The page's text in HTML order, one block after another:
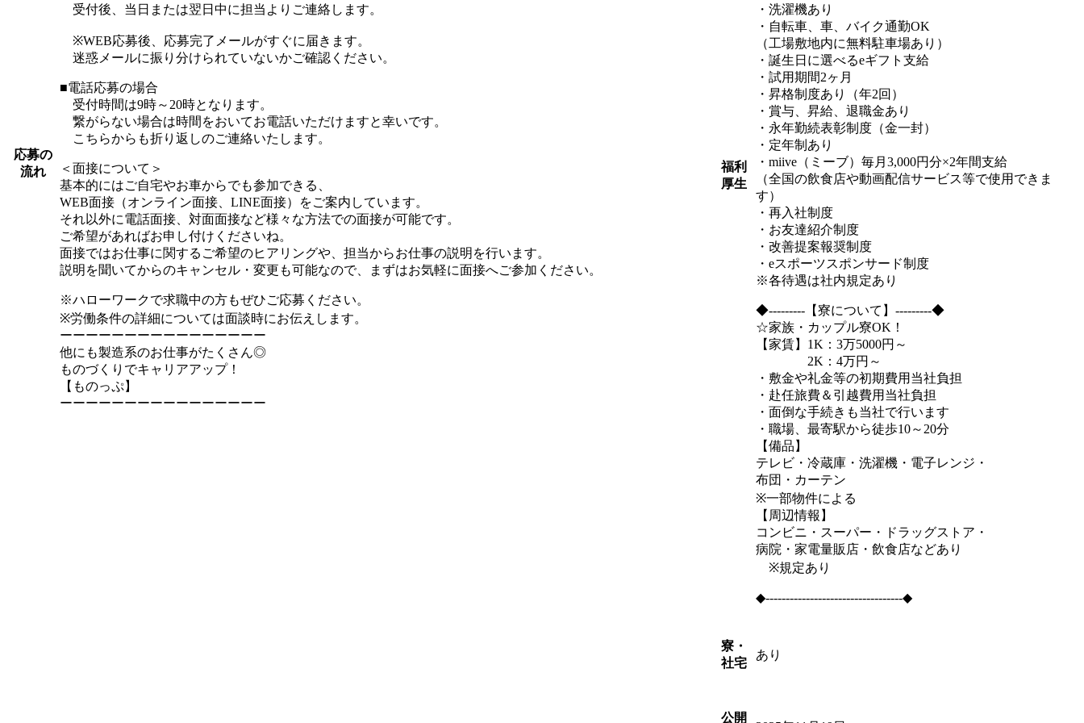
応募の
流れ
受付後、当日または翌日中に担当よりご連絡します。
※WEB応募後、応募完了メールがすぐに届きます。
迷惑メールに振り分けられていないかご確認ください。
■電話応募の場合
受付時間は9時～20時となります。
繋がらない場合は時間をおいてお電話いただけますと幸いです。
こちらからも折り返しのご連絡いたします。
＜面接について＞
基本的にはご自宅やお車からでも参加できる、
WEB面接（オンライン面接、LINE面接）をご案内しています。
それ以外に電話面接、対面面接など様々な方法での面接が可能です。
ご希望があればお申し付けくださいね。
面接ではお仕事に関するご希望のヒアリングや、担当からお仕事の説明を行います。
説明を聞いてからのキャンセル・変更も可能なので、まずはお気軽に面接へご参加ください。
※ハローワークで求職中の方もぜひご応募ください。
※労働条件の詳細については面談時にお伝えします。
ーーーーーーーーーーーーーーーー
他にも製造系のお仕事がたくさん◎
ものづくりでキャリアアップ！
【ものっぷ】
ーーーーーーーーーーーーーーーー
福利
厚生
・洗濯機あり
・自転車、車、バイク通勤OK
（工場敷地内に無料駐車場あり）
・誕生日に選べるeギフト支給
・試用期間2ヶ月
・昇格制度あり（年2回）
・賞与、昇給、退職金あり
・永年勤続表彰制度（金一封）
・定年制あり
・miive（ミーブ）毎月3,000円分×2年間支給
（全国の飲食店や動画配信サービス等で使用できま
す）
・再入社制度
・お友達紹介制度
・改善提案報奨制度
・eスポーツスポンサード制度
※各待遇は社内規定あり
◆---------【寮について】---------◆
☆家族・カップル寮OK！
【家賃】1K：3万5000円～
2K：4万円～
・敷金や礼金等の初期費用当社負担
・赴任旅費＆引越費用当社負担
・面倒な手続きも当社で行います
・職場、最寄駅から徒歩10～20分
【備品】
テレビ・冷蔵庫・洗濯機・電子レンジ・
布団・カーテン
※一部物件による
【周辺情報】
コンビニ・スーパー・ドラッグストア・
病院・家電量販店・飲食店などあり
※規定あり
◆----------------------------------◆
寮・
社宅
あり
公開